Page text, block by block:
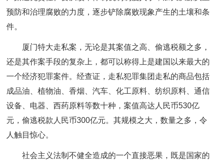
预防和治理腐败的力度，逐步铲除腐败现象产生的土壤和条
件。
厦门特大走私案，无论是其案值之高、偷逃税额之多，
还是其作案手段的复杂上，都可以称得上是建国以来最大的
一个经济犯罪案件。经查证，走私犯罪集团走私的商品包括
成品油、植物油、香烟、汽车、化工原料、纺织原料、通信
设备、电器、西药原料等数十种，案值高达人民币530亿
元，偷逃税款人民币300亿元。其规模之大，数量之多，令
人触目惊心。
社会主义法制不健全造成的一个直接恶果，既是国家的